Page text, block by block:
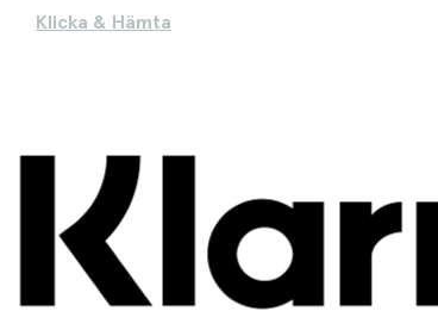
Klicka & Hämta